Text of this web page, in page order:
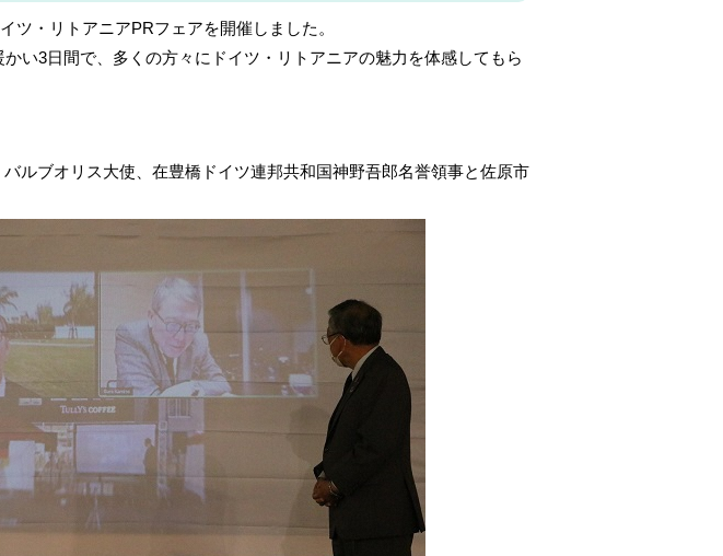
ツ・リトアニアPRフェアを開催しました。
い3日間で、多くの方々にドイツ・リトアニアの魅力を体感してもら
ルブオリス大使、在豊橋ドイツ連邦共和国神野吾郎名誉領事と佐原市